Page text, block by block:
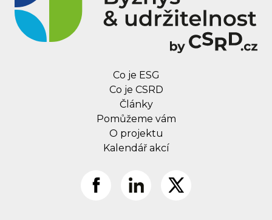
Co je ESG
Co je CSRD
Články
Pomůžeme vám
O projektu
Kalendář akcí